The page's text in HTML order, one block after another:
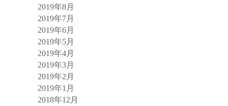
2019年8月
2019年7月
2019年6月
2019年5月
2019年4月
2019年3月
2019年2月
2019年1月
2018年12月